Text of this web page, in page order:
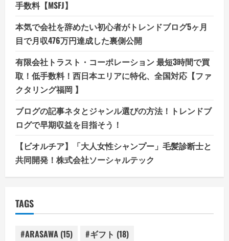
手数料【MSFJ】
本気で会社を辞めたい初心者がトレンドブログ5ヶ月
目で月収476万円達成した裏側公開
有限会社トラスト・コーポレーション 最短3時間で買
取！低手数料！西日本エリアに特化、全国対応【ファ
クタリング福岡 】
ブログの記事ネタとジャンル選びの方法！トレンドブ
ログで早期収益を目指そう！
【ビオルチア】「大人女性シャンプー」毛髪診断士と
共同開発！株式会社ソーシャルテック
TAGS
#ARASAWA (15) #ギフト (18)